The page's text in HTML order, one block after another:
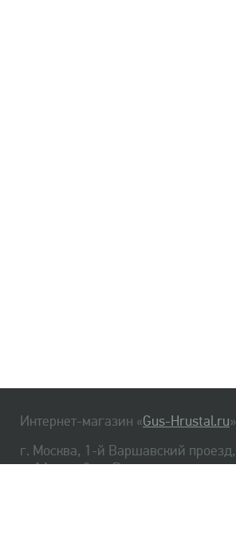
Интернет-магазин «Gus-Hrustal.ru»
г. Москва, 1-й Варшавский проезд,
д. 1А, стр. 3, м. Варшавская